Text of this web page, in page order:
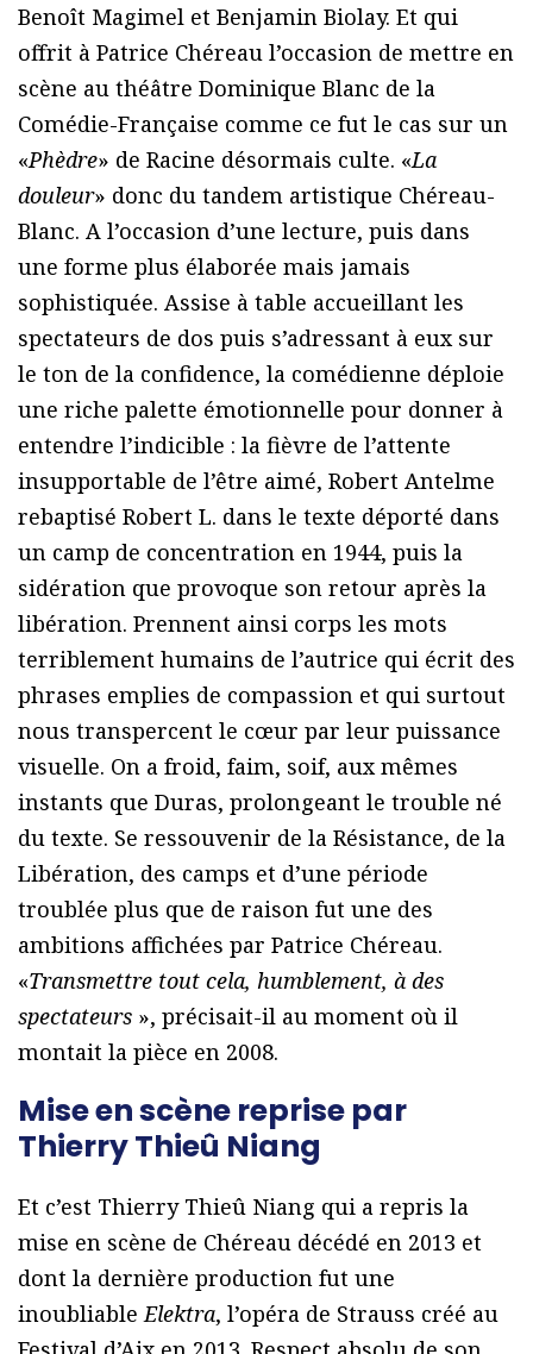
Benoît Magimel et Benjamin Biolay. Et qui
offrit à Patrice Chéreau l’occasion de mettre en
scène au théâtre Dominique Blanc de la
Comédie-Française comme ce fut le cas sur un
«Phèdre» de Racine désormais culte. «La
douleur» donc du tandem artistique Chéreau-
Blanc. A l’occasion d’une lecture, puis dans
une forme plus élaborée mais jamais
sophistiquée. Assise à table accueillant les
spectateurs de dos puis s’adressant à eux sur
le ton de la confidence, la comédienne déploie
une riche palette émotionnelle pour donner à
entendre l’indicible : la fièvre de l’attente
insupportable de l’être aimé, Robert Antelme
rebaptisé Robert L. dans le texte déporté dans
un camp de concentration en 1944, puis la
sidération que provoque son retour après la
libération. Prennent ainsi corps les mots
terriblement humains de l’autrice qui écrit des
phrases emplies de compassion et qui surtout
nous transpercent le cœur par leur puissance
visuelle. On a froid, faim, soif, aux mêmes
instants que Duras, prolongeant le trouble né
du texte. Se ressouvenir de la Résistance, de la
Libération, des camps et d’une période
troublée plus que de raison fut une des
ambitions affichées par Patrice Chéreau.
«Transmettre tout cela, humblement, à des
spectateurs », précisait-il au moment où il
montait la pièce en 2008.
Mise en scène reprise par
Thierry Thieû Niang
Et c’est Thierry Thieû Niang qui a repris la
mise en scène de Chéreau décédé en 2013 et
dont la dernière production fut une
inoubliableElektra, l’opéra de Strauss créé au